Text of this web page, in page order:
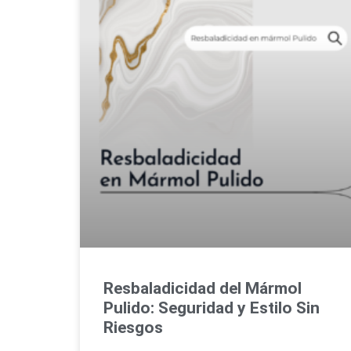
Resbaladicidad del Mármol
Pulido: Seguridad y Estilo Sin
Riesgos